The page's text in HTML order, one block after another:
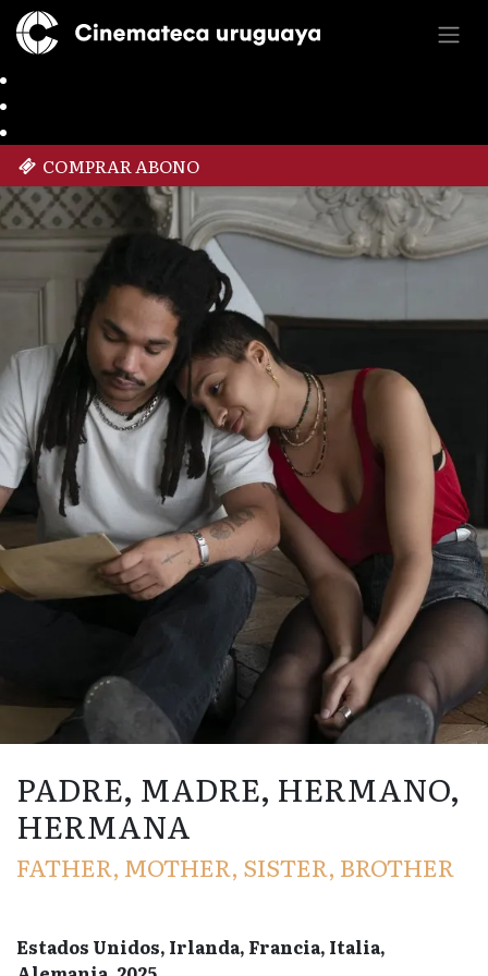
COMPRAR ABONO
PADRE, MADRE, HERMANO,
HERMANA
FATHER, MOTHER, SISTER, BROTHER
Estados Unidos, Irlanda, Francia, Italia,